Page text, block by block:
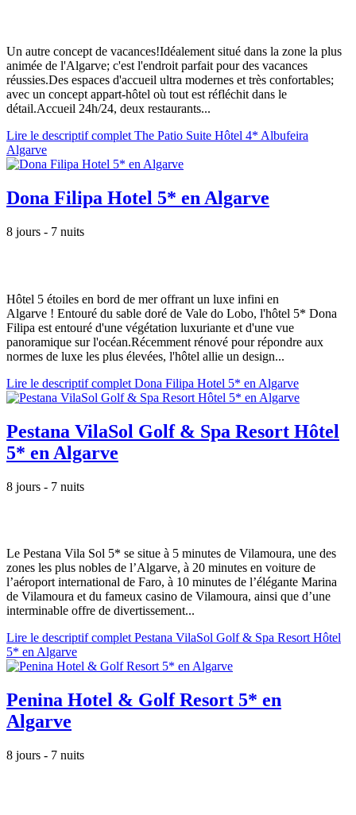
Un autre concept de vacances!Idéalement situé dans la zone la plus
animée de l'Algarve; c'est l'endroit parfait pour des vacances
réussies.Des espaces d'accueil ultra modernes et très confortables;
avec un concept appart-hôtel où tout est réfléchit dans le
détail.Accueil 24h/24, deux restaurants...
Lire le descriptif complet The Patio Suite Hôtel 4* Albufeira
Algarve
Dona Filipa Hotel 5* en Algarve
8 jours - 7 nuits
Hôtel 5 étoiles en bord de mer offrant un luxe infini en
Algarve ! Entouré du sable doré de Vale do Lobo, l'hôtel 5* Dona
Filipa est entouré d'une végétation luxuriante et d'une vue
panoramique sur l'océan.Récemment rénové pour répondre aux
normes de luxe les plus élevées, l'hôtel allie un design...
Lire le descriptif complet Dona Filipa Hotel 5* en Algarve
Pestana VilaSol Golf & Spa Resort Hôtel
5* en Algarve
8 jours - 7 nuits
Le Pestana Vila Sol 5* se situe à 5 minutes de Vilamoura, une des
zones les plus nobles de l’Algarve, à 20 minutes en voiture de
l’aéroport international de Faro, à 10 minutes de l’élégante Marina
de Vilamoura et du fameux casino de Vilamoura, ainsi que d’une
interminable offre de divertissement...
Lire le descriptif complet Pestana VilaSol Golf & Spa Resort Hôtel
5* en Algarve
Penina Hotel & Golf Resort 5* en
Algarve
8 jours - 7 nuits